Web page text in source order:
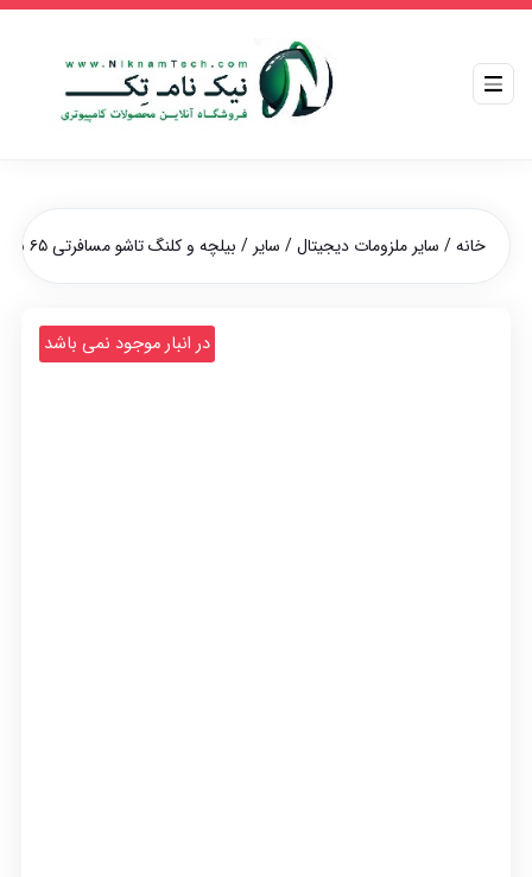
خانه/ سایر ملزومات دیجیتال/ سایر / بیلچه و کلنگ تاشو مسافرتی ۶۵ سانتی سایز بزرگ
در انبار موجود نمی باشد